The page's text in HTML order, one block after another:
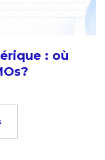
: où